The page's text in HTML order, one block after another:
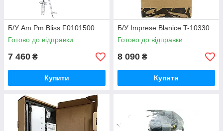
Б/У Am.Pm Bliss F0101500
Готово до відправки
7 460 ₴
Купити
Б/У Imprese Blanice T-10330
Готово до відправки
8 090 ₴
Купити